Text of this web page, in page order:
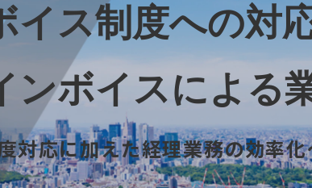
イス制度への対
ンボイスによる
対応に加えた経理業務の効率